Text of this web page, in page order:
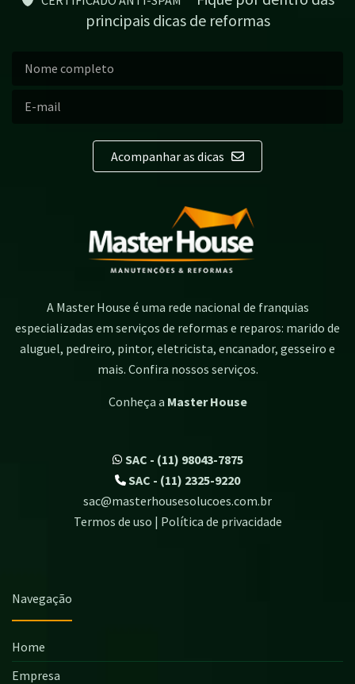
principais dicas de reformas
Acompanhar as dicas
A Master House é uma rede nacional de franquias
especializadas em serviços de reformas e reparos: marido de
aluguel, pedreiro, pintor, eletricista, encanador, gesseiro e
mais. Confira nossos serviços.
Conheça a Master House
SAC - (11) 98043-7875
SAC - (11) 2325-9220
sac@masterhousesolucoes.com.br
Termos de uso | Política de privacidade
Navegação
Home
Empresa